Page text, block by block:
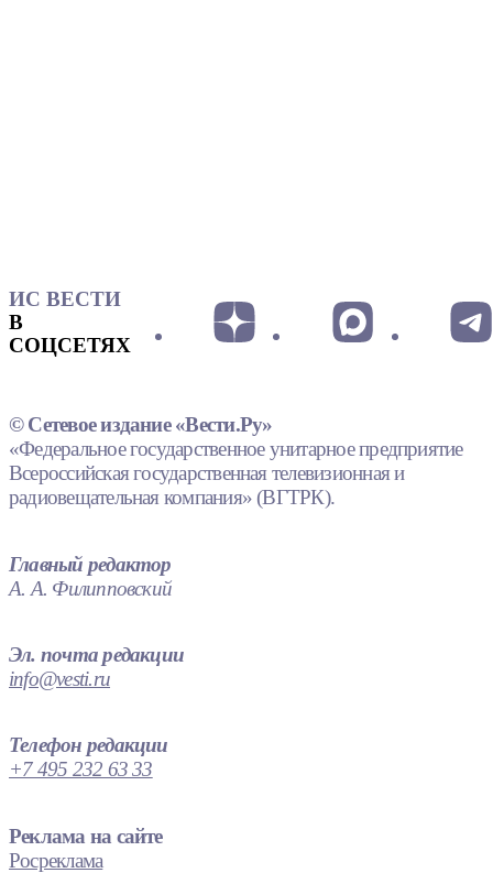
ИС ВЕСТИ
В
СОЦСЕТЯХ
© Сетевое издание «Вести.Ру»
«Федеральное государственное унитарное предприятие
Всероссийская государственная телевизионная и
радиовещательная компания» (ВГТРК).
Главный редактор
А. А. Филипповский
Эл. почта редакции
info@vesti.ru
Телефон редакции
+7 495 232 63 33
Реклама на сайте
Росреклама